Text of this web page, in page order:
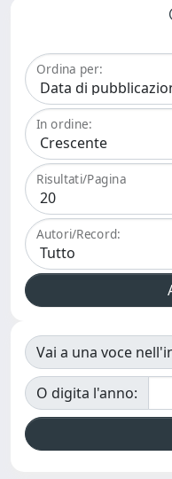
Ordina per:
In ordine:
Risultati/Pagina
Autori/Record:
Vai a una voce
O digita l'anno: